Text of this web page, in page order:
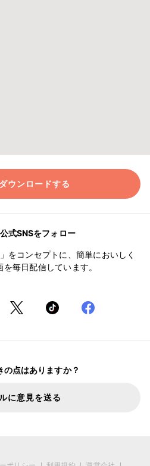
ウンロードする
式SNSをフォロー
をコンセプトに、簡単においしく
毎日配信しています。
の点はありますか？
に意見を送る